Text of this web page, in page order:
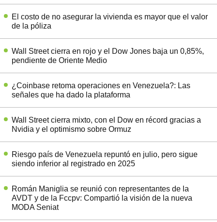
El costo de no asegurar la vivienda es mayor que el valor
de la póliza
Wall Street cierra en rojo y el Dow Jones baja un 0,85%,
pendiente de Oriente Medio
¿Coinbase retoma operaciones en Venezuela?: Las
señales que ha dado la plataforma
Wall Street cierra mixto, con el Dow en récord gracias a
Nvidia y el optimismo sobre Ormuz
Riesgo país de Venezuela repuntó en julio, pero sigue
siendo inferior al registrado en 2025
Román Maniglia se reunió con representantes de la
AVDT y de la Fccpv: Compartió la visión de la nueva
MODA Seniat